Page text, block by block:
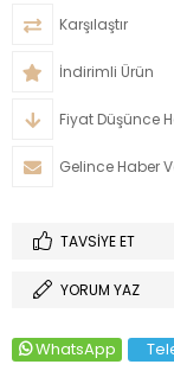
Karşılaştır
İndirimli Ürün
Fiyat Düşünce
Gelince Haber
TAVSIYE ET
YORUM YAZ
WhatsApp